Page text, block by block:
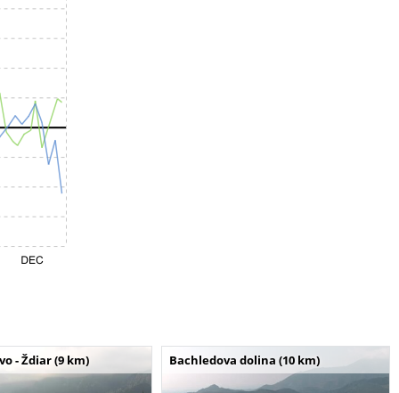
- Ždiar (9 km) Bachledova dolina (10 km)